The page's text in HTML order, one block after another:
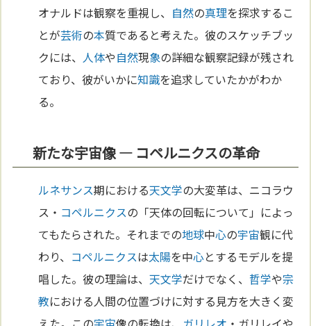
オナルドは観察を重視し、 自然の真理を探求するこ
とが芸術の本質であると考えた。彼のスケッチブッ
クには、 人体や自然現象の詳細な観察記録が残され
ており、彼がいかに知識を追求していたかがわか
る。
新たな宇宙像 — コペルニクスの革命
ルネサンス期における天文学の大変革は、ニコラウ
ス・ コペルニクスの「天体の回転について」によっ
てもたらされた。それまでの地球中心の宇宙観に代
わり、 コペルニクスは太陽を中心とするモデルを提
唱した。彼の理論は、天文学だけでなく、 哲学や宗
教における人間の位置づけに対する見方を大きく変